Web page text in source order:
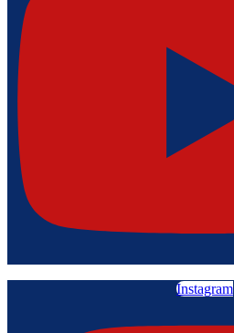
Instagram